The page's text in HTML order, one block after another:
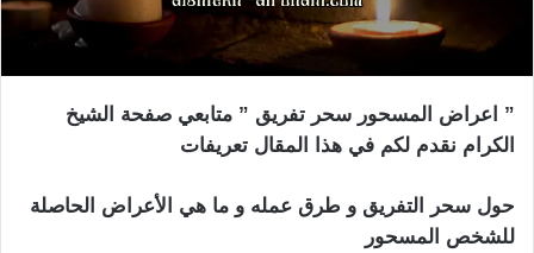
” اعراض المسحور سحر تفريق ” متابعي صفحة الشيخ
الكرام نقدم لكم في هذا المقال تعريفات
حول سحر التفريق و طرق عمله و ما هي الأعراض الحاصلة
للشخص المسحور